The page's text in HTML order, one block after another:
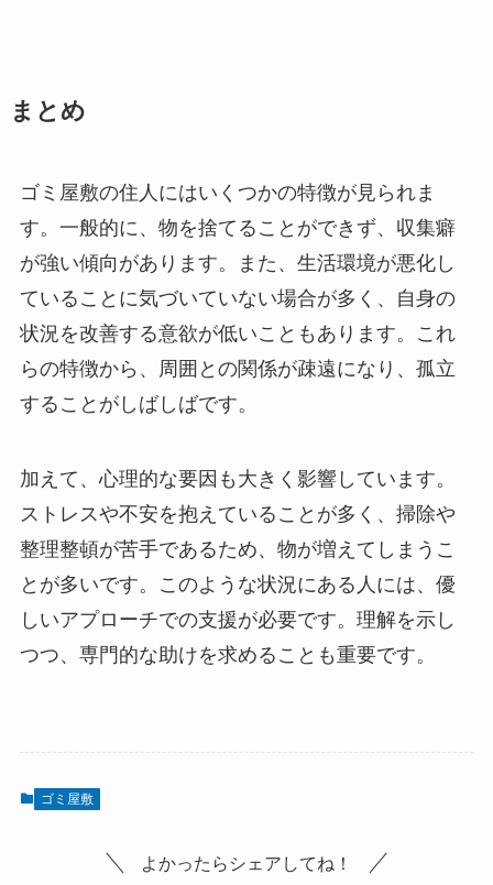
まとめ
ゴミ屋敷の住人にはいくつかの特徴が見られま
す。一般的に、物を捨てることができず、収集癖
が強い傾向があります。また、生活環境が悪化し
ていることに気づいていない場合が多く、自身の
状況を改善する意欲が低いこともあります。これ
らの特徴から、周囲との関係が疎遠になり、孤立
することがしばしばです。
加えて、心理的な要因も大きく影響しています。
ストレスや不安を抱えていることが多く、掃除や
整理整頓が苦手であるため、物が増えてしまうこ
とが多いです。このような状況にある人には、優
しいアプローチでの支援が必要です。理解を示し
つつ、専門的な助けを求めることも重要です。
ゴミ屋敷
よかったらシェアしてね！